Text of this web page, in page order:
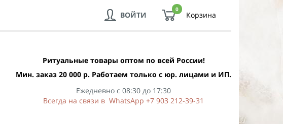
0
Корзина
ВОЙТИ
Ритуальные товары оптом по всей России!
Мин. заказ 20 000 р. Работаем только с юр. лицами и ИП.
Ежедневно с 08:30 до 17:30
Всегда на связи в WhatsApp +7 903 212-39-31